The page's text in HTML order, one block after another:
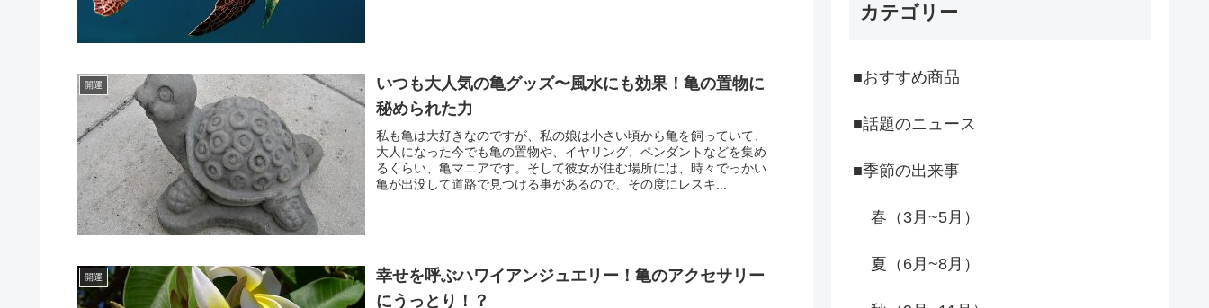
開運
いつも大人気の亀グッズ〜風水にも効果！亀の置物に
秘められた力
私も亀は大好きなのですが、私の娘は小さい頃から亀を飼っていて、
大人になった今でも亀の置物や、イヤリング、ペンダントなどを集め
るくらい、亀マニアです。そして彼女が住む場所には、時々でっかい
亀が出没して道路で見つける事があるので、その度にレスキ...
開運
幸せを呼ぶハワイアンジュエリー！亀のアクセサリー
にうっとり！？
カテゴリー
■おすすめ商品
■話題のニュース
■季節の出来事
春（3月~5月）
夏（6月~8月）